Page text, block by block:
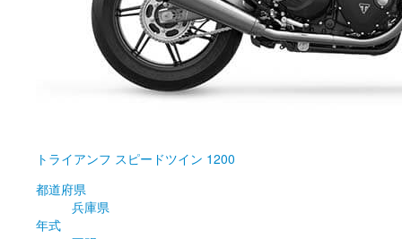
トライアンフ スピードツイン 1200
都道府県
兵庫県
年式